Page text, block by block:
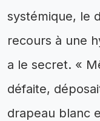
systémique, le
recours à une
a le secret. «
défaite,
drapeau blanc